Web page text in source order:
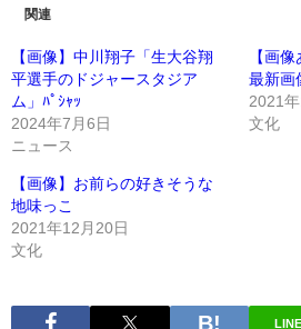
関連
【画像】中川翔子「生大谷翔
平選手のドジャースタジア
ム」ﾊﾟｼｬｯ
2024年7月6日
ニュース
【画
最新画
2021
文化
【画像】お前らの好きそうな
地味っこ
2021年12月20日
文化
LINE